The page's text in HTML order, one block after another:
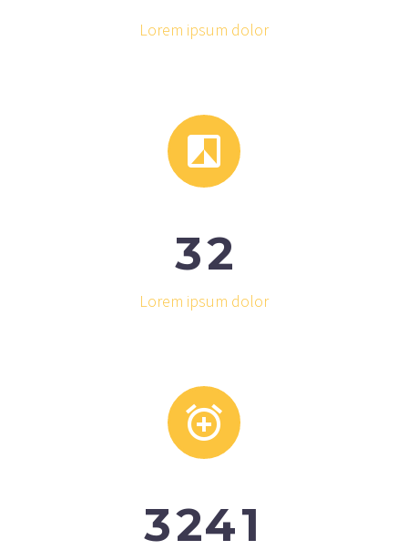
Lorem ipsum dolor


32
Lorem ipsum dolor


3241